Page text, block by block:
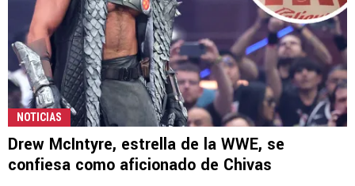
NOTICIAS
Drew McIntyre, estrella de la WWE, se
confiesa como aficionado de Chivas